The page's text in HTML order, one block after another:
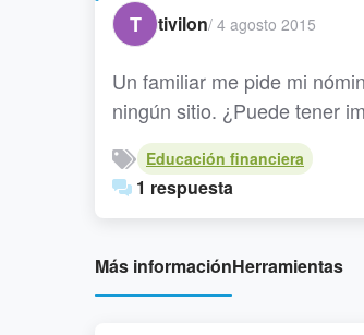
T tivilon/ 4 agosto 2015
Un familiar me pide mi
ningún sitio. ¿Puede tener
Educación financiera
1 respuesta
Más informaciónHerramientas